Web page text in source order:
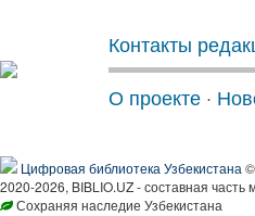
Контакты
О проекте ·
Цифровая библиотека Узбекистана
2020-2026, BIBLIO.UZ - составная
Сохраняя наследие Узбекистана